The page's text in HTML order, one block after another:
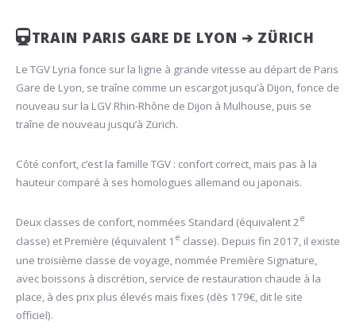
TRAIN PARIS GARE DE LYON ➔ ZÜRICH
Le TGV Lyria fonce sur la ligne à grande vitesse au départ de Paris
Gare de Lyon, se traîne comme un escargot jusqu’à Dijon, fonce de
nouveau sur la LGV Rhin-Rhône de Dijon à Mulhouse, puis se
traîne de nouveau jusqu’à Zürich.
Côté confort, c’est la famille TGV : confort correct, mais pas à la
hauteur comparé à ses homologues allemand ou japonais.
Deux classes de confort, nommées Standard (équivalent 2e
classe) et Première (équivalent 1 e classe). Depuis fin 2017, il existe
une troisième classe de voyage, nommée Première Signature,
avec boissons à discrétion, service de restauration chaude à la
place, à des prix plus élevés mais fixes (dès 179€, dit le site
officiel).